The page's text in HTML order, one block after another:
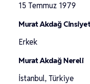
15 Temmuz 1979
Murat Akdağ
Erkek
Murat Akdağ Nereli
İstanbul, Türkiye